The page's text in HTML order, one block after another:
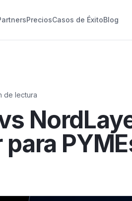
PreciosCasos de ÉxitoBlog
de lectura